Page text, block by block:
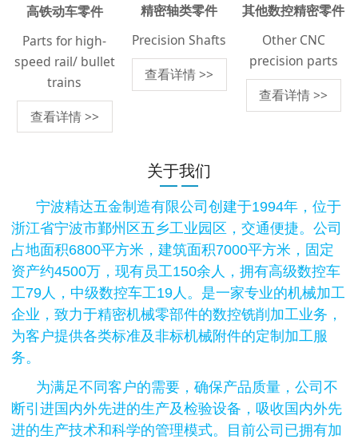
高铁动车零件
Parts for high-
speed rail/ bullet
trains
查看详情 >>
精密轴类零件
Precision Shafts
查看详情 >>
其他数控精密零件
Other CNC
precision parts
查看详情 >>
关于我们
宁波精达五金制造有限公司创建于1994年，位于
浙江省宁波市鄞州区五乡工业园区，交通便捷。公司
占地面积6800平方米，建筑面积7000平方米，固定
资产约4500万，现有员工150余人，拥有高级数控车
工79人，中级数控车工19人。是一家专业的机械加工
企业，致力于精密机械零部件的数控铣削加工业务，
为客户提供各类标准及非标机械附件的定制加工服
务。
为满足不同客户的需要，确保产品质量，公司不
断引进国内外先进的生产及检验设备，吸收国内外先
进的生产技术和科学的管理模式。目前公司已拥有加